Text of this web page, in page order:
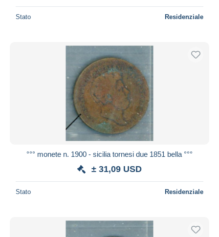
Stato Residenziale
°°° monete n. 1900 - sicilia tornesi due 1851 bella °°°
± 31,09 USD
Stato Residenziale